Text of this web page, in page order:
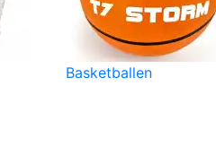
Basketballen